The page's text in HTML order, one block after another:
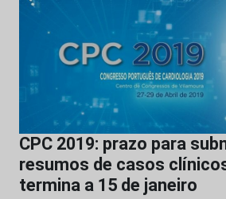
CPC 2019: prazo para
resumos de casos
termina a 15 de janeiro